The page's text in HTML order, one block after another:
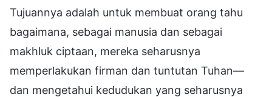
Tujuannya adalah untuk membuat orang tahu
bagaimana, sebagai manusia dan sebagai
makhluk ciptaan, mereka seharusnya
memperlakukan firman dan tuntutan Tuhan—
dan mengetahui kedudukan yang seharusnya